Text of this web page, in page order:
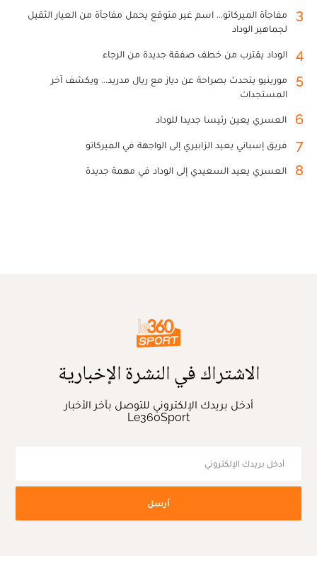
3
مفاجأة الميركاتو... اسم غير متوقع يحمل مفاجأة من العيار الثقيل
لجماهير الوداد
4 الوداد يقترب من خطف صفقة جديدة من الرجاء
5
مورينيو يتحدث بصراحة عن دياز مع ريال مدريد... ويكشف آخر
المستجدات
6 العسري يعين رئيسا جديدا للوداد
7 فريق إسباني يعيد الزابيري إلى الواجهة في الميركاتو
8 العسري يعيد السعيدي إلى الوداد في مهمة جديدة
الاشتراك في النشرة الإخبارية
أدخل بريدك الإلكتروني للتوصل بآخر الأخبار
Le360Sport
أرسل